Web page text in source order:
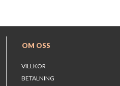
OM OSS
VILLKOR
BETALNING